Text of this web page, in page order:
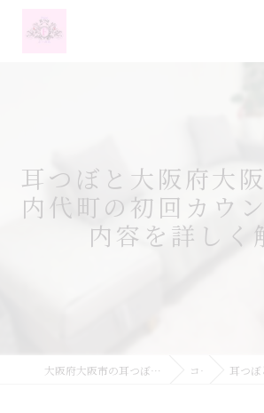
耳つぼと大阪府大
内代町の初回カウ
内容を詳しく
大阪府大阪市の耳つぼなら耳つぼダイエットサロンふーみん コラム 耳つぼと大阪府